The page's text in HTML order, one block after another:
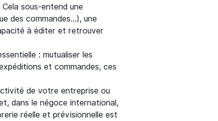
sous-entend une
des commandes…), une
à éditer et retrouver
: mutualiser les
et commandes, ces
de votre entreprise ou
dans le négoce international,
réelle et prévisionnelle est